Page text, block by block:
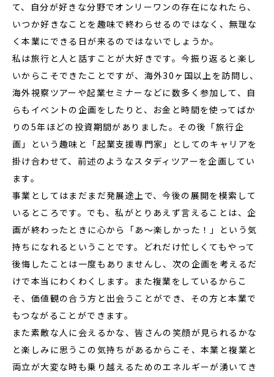
て、自分が好きな分野でオンリーワンの存在になれたら、
いつか好きなことを趣味で終わらせるのではなく、無理な
く本業にできる日が来るのではないでしょうか。
私は旅行と人と話すことが大好きです。今振り返ると楽し
いからこそできたことですが、海外30ヶ国以上を訪問し、
海外視察ツアーや起業セミナーなどに数多く参加して、自
らもイベントの企画をしたりと、お金と時間を使ってばか
りの5年ほどの投資期間がありました。その後「旅行企
画」という趣味と「起業支援専門家」としてのキャリアを
掛け合わせて、前述のようなスタディツアーを企画してい
ます。
事業としてはまだまだ発展途上で、今後の展開を模索して
いるところです。でも、私がとりあえず言えることは、企
画が終わったときに心から「あ〜楽しかった！」という気
持ちになれるということです。どれだけ忙しくてもやって
後悔したことは一度もありませんし、次の企画を考えるだ
けで本当にわくわくします。また複業をしているからこ
そ、価値観の合う方と出会うことができ、その方と本業で
もつながることができます。
また素敵な人に会えるかな、皆さんの笑顔が見られるかな
と楽しみに思うこの気持ちがあるからこそ、本業と複業と
両立が大変な時も乗り越えるためのエネルギーが湧いてき